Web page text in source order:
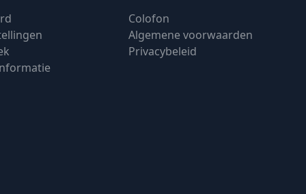
Colofon
Algemene voorwaarden
Privacybeleid